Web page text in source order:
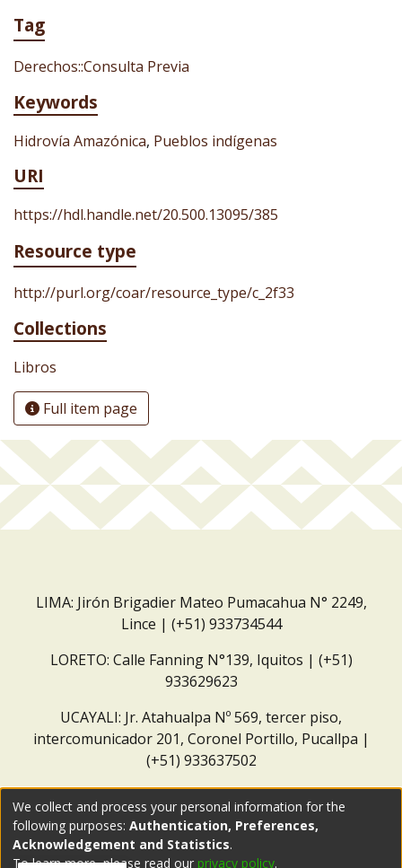
Tag
Derechos::Consulta Previa
Keywords
Hidrovía Amazónica, Pueblos indígenas
URI
https://hdl.handle.net/20.500.13095/385
Resource type
http://purl.org/coar/resource_type/c_2f33
Collections
Libros
Full item page
LIMA: Jirón Brigadier Mateo Pumacahua N° 2249,
Lince | (+51) 933734544
LORETO: Calle Fanning N°139, Iquitos | (+51)
933629623
UCAYALI: Jr. Atahualpa Nº 569, tercer piso,
intercomunicador 201, Coronel Portillo, Pucallpa |
(+51) 933637502
We collect and process your personal information for the
following purposes: Authentication, Preferences,
Acknowledgement and Statistics.
To learn more, please read our privacy policy.